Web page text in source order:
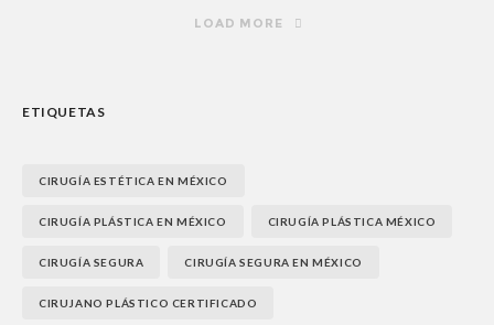
LOAD MORE
ETIQUETAS
CIRUGÍA ESTÉTICA EN MÉXICO
CIRUGÍA PLÁSTICA EN MÉXICO CIRUGÍA PLÁSTICA MÉXICO
CIRUGÍA SEGURA CIRUGÍA SEGURA EN MÉXICO
CIRUJANO PLÁSTICO CERTIFICADO